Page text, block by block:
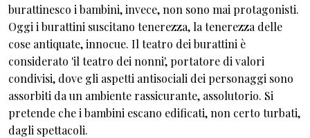
burattinesco i bambini, invece, non sono mai protagonisti.
Oggi i burattini suscitano tenerezza, la tenerezza delle
cose antiquate, innocue. Il teatro dei burattini è
considerato 'il teatro dei nonni', portatore di valori
condivisi, dove gli aspetti antisociali dei personaggi sono
assorbiti da un ambiente rassicurante, assolutorio. Si
pretende che i bambini escano edificati, non certo turbati,
dagli spettacoli.